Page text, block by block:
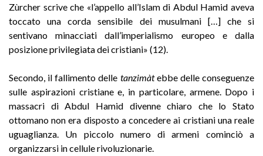
Zùrcher scrive che «l’appello all’Islam di Abdul Hamid aveva
toccato una corda sensibile dei musulmani […] che si
sentivano minacciati dall’imperialismo europeo e dalla
posizione privilegiata dei cristiani» (12).
Secondo, il fallimento delle tanzimàtebbe delle conseguenze
sulle aspirazioni cristiane e, in particolare, armene. Dopo i
massacri di Abdul Hamid divenne chiaro che lo Stato
ottomano non era disposto a concedere ai cristiani una reale
uguaglianza. Un piccolo numero di armeni cominciò a
organizzarsi in cellule rivoluzionarie.